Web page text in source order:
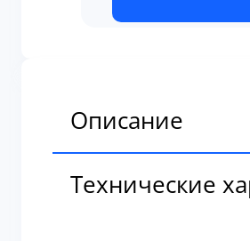
Описание
Технические